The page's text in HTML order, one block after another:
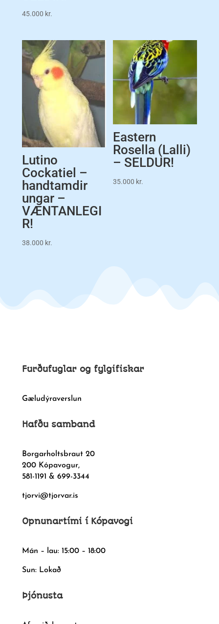
45.000 kr.
Lutino
Cockatiel –
handtamdir
ungar –
VÆNTANLEGI
R!
38.000 kr.
Eastern
Rosella (Lalli)
– SELDUR!
35.000 kr.
Furðufuglar og fylgifiskar
Gæludýraverslun
Hafðu samband
Borgarholtsbraut 20
200 Kópavogur,
581-1191 & 699-3344
tjorvi@tjorvar.is
Opnunartími í Kópavogi
Mán – lau: 15:00 – 18:00
Sun: Lokað
Þjónusta